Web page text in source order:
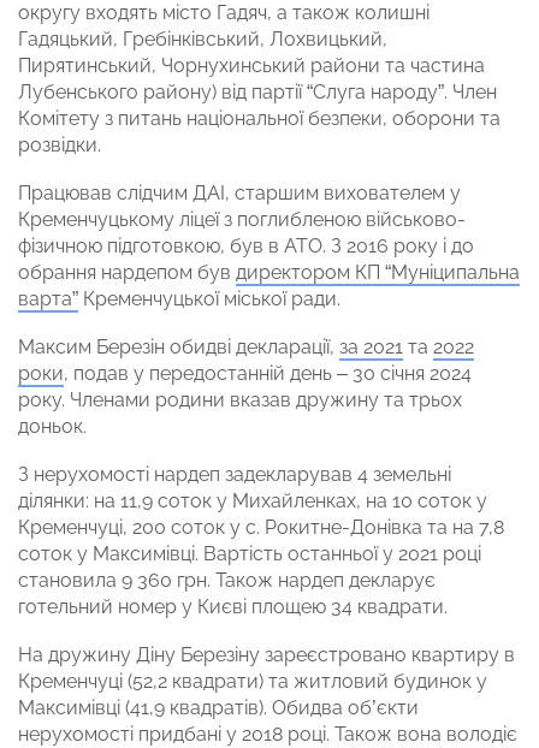
округу входять місто Гадяч, а також колишні
Гадяцький, Гребінківський, Лохвицький,
Пирятинський, Чорнухинський райони та частина
Лубенського району) від партії “Слуга народу”. Член
Комітету з питань національної безпеки, оборони та
розвідки.
Працював слідчим ДАІ, старшим вихователем у
Кременчуцькому ліцеї з поглибленою військово-
фізичною підготовкою, був в АТО. З 2016 року і до
обрання нардепом був директором КП “Муніципальна
варта” Кременчуцької міської ради.
Максим Березін обидві декларації, за 2021 та 2022
роки, подав у передостанній день – 30 січня 2024
року. Членами родини вказав дружину та трьох
доньок.
З нерухомості нардеп задекларував 4 земельні
ділянки: на 11,9 соток у Михайленках, на 10 соток у
Кременчуці, 200 соток у с. Рокитне-Донівка та на 7,8
соток у Максимівці. Вартість останньої у 2021 році
становила 9 360 грн. Також нардеп декларує
готельний номер у Києві площею 34 квадрати.
На дружину Діну Березіну зареєстровано квартиру в
Кременчуці (52,2 квадрати) та житловий будинок у
Максимівці (41,9 квадратів). Обидва об’єкти
нерухомості придбані у 2018 році. Також вона володіє